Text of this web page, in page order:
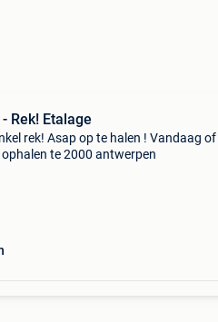
Rek! Etalage
rek! Asap op te halen ! Vandaag of
te 2000 antwerpen